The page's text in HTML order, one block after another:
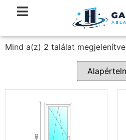
Mind a(z) 2 találat megjelenítve